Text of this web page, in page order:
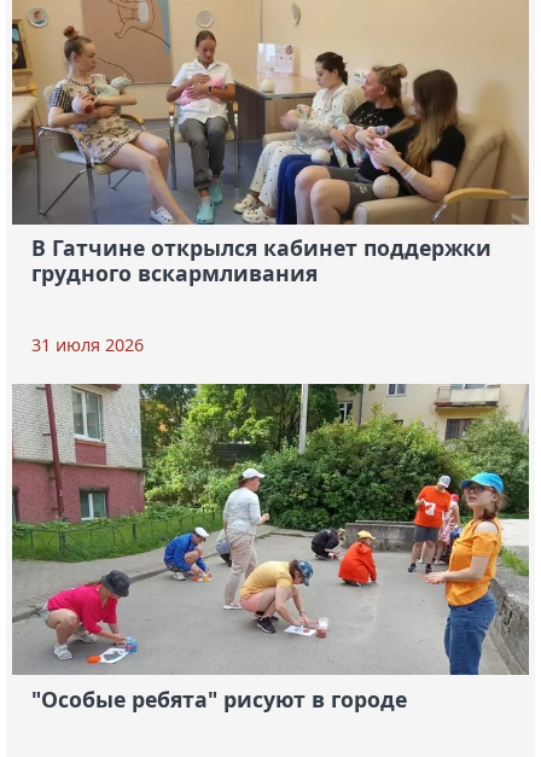
В Гатчине открылся кабинет поддержки
грудного вскармливания
31 июля 2026
"Особые ребята" рисуют в городе